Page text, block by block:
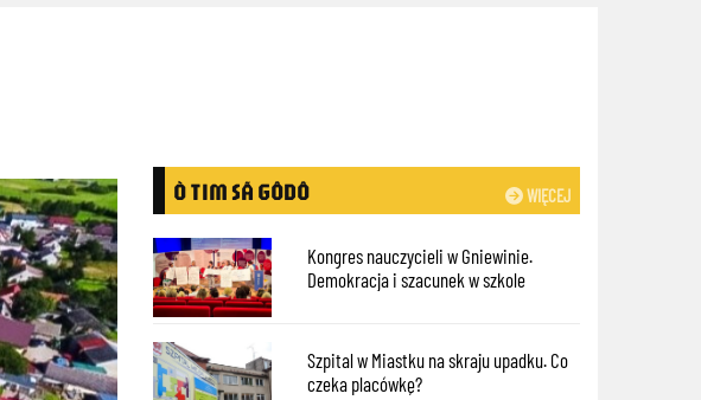
WIĘCEJ
Ò TIM SÃ GÔDÔ
Kongres nauczycieli w Gniewinie.
Demokracja i szacunek w szkole
Szpital w Miastku na skraju upadku. Co
czeka placówkę?